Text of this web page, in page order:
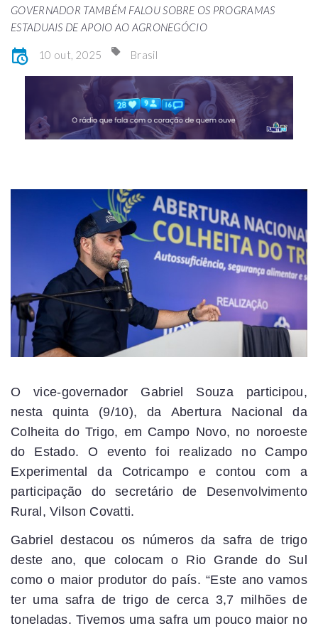
GOVERNADOR TAMBÉM FALOU SOBRE OS PROGRAMAS
ESTADUAIS DE APOIO AO AGRONEGÓCIO
10 out, 2025 Brasil
O vice-governador Gabriel Souza participou,
nesta quinta (9/10), da Abertura Nacional da
Colheita do Trigo, em Campo Novo, no noroeste
do Estado. O evento foi realizado no Campo
Experimental da Cotricampo e contou com a
participação do secretário de Desenvolvimento
Rural, Vilson Covatti.
Gabriel destacou os números da safra de trigo
deste ano, que colocam o Rio Grande do Sul
como o maior produtor do país. “Este ano vamos
ter uma safra de trigo de cerca 3,7 milhões de
toneladas. Tivemos uma safra um pouco maior no